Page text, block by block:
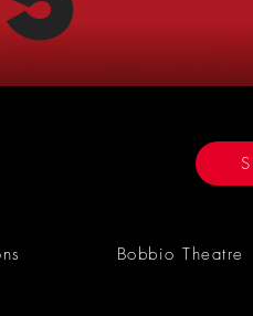
Bobbio Theatre